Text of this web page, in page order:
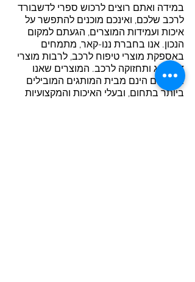
במידה ואתם רוצים לרכוש ספרי לדשבורד
לרכב שלכם, ואינכם מוכנים להתפשר על
איכות ועמידות המוצרים, הגעתם למקום
הנכון. אנו בחברת ננו-קאר, מתמחים
באספקת מוצרי טיפוח לרכב, לרבות מוצרי
דיטייליג ותחזוקה לרכב. המוצרים שאנו
מספקים הינם מבית המותגים המובילים
ביותר בתחום, ובעלי האיכות והמקצועיות